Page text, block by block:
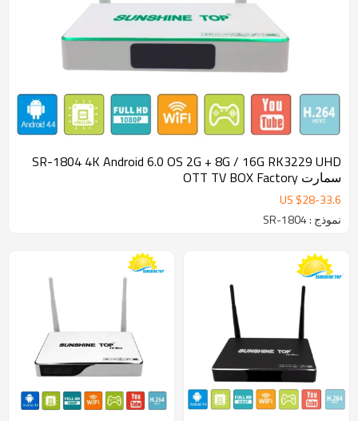
SR-1804 4K Android 6.0 OS 2G + 8G / 16G RK3229 UHD
سمارت OTT TV BOX Factory
US $28-33.6
نموذج : SR-1804